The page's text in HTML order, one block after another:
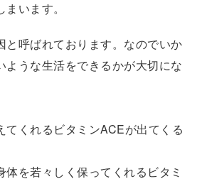
います。
と呼ばれております。なのでいか
ような生活をできるかが大切にな
てくれるビタミンACEが出てくる
体を若々しく保ってくれるビタミ